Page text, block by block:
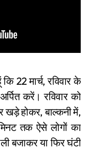
22 मार्च, रविवार के
करें। रविवार को
खड़े होकर, बाल्कनी में,
तक ऐसे लोगों का
बजाकर या फिर घंटी